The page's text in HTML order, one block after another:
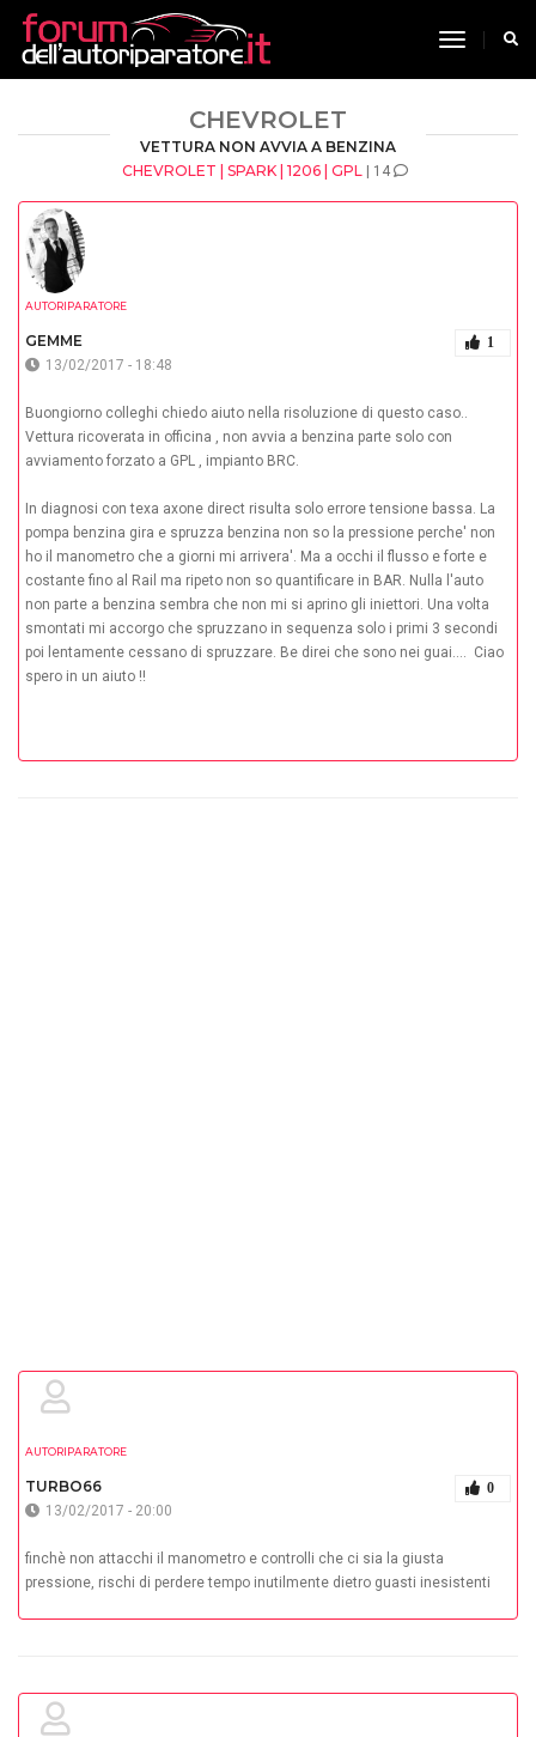
toggle
CHEVROLET
VETTURA NON AVVIA A BENZINA
CHEVROLET | SPARK | 1206 | GPL
| 14
AUTORIPARATORE
GEMME 1
13/02/2017 - 18:48
Buongiorno colleghi chiedo aiuto nella risoluzione di questo caso..
Vettura ricoverata in officina , non avvia a benzina parte solo con
avviamento forzato a GPL , impianto BRC.
In diagnosi con texa axone direct risulta solo errore tensione bassa. La
pompa benzina gira e spruzza benzina non so la pressione perche' non
ho il manometro che a giorni mi arrivera'. Ma a occhi il flusso e forte e
costante fino al Rail ma ripeto non so quantificare in BAR. Nulla l'auto
non parte a benzina sembra che non mi si aprino gli iniettori. Una volta
smontati mi accorgo che spruzzano in sequenza solo i primi 3 secondi
poi lentamente cessano di spruzzare. Be direi che sono nei guai.... Ciao
spero in un aiuto !!
AUTORIPARATORE
TURBO66 0
13/02/2017 - 20:00
finchè non attacchi il manometro e controlli che ci sia la giusta
pressione, rischi di perdere tempo inutilmente dietro guasti inesistenti